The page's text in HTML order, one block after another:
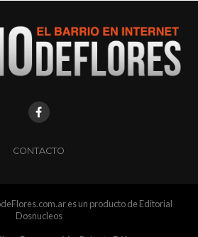
CONTACTO
es un producto de Editorial
Dosnucleos